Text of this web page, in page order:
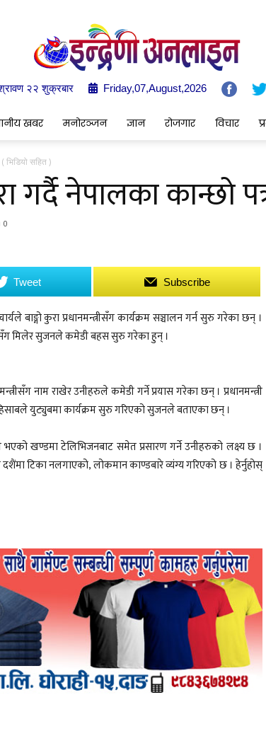
Indrenionline.com
२२ शुक्रबार Friday,07,August,2026
खबर मनोरञ्जन ज्ञान रोजगार विचार
भिडियो सहित )
गर्दै नेपालका कान्छो
0
Tweet Subscribe
बाङ्गो कुरा प्रधानमन्त्रीसँग कार्यक्रम सञ्चालन गर्न सुरु गरेका छन् ।
मिलेर सुजनले कमेडी बहस सुरु गरेका हुन् ।
नाम राखेर उनीहरुले कमेडी गर्ने प्रयास गरेका छन् । प्रधानमन्त्री
युट्युबमा कार्यक्रम सुरु गरिएको सुजनले बताएका छन् ।
खण्डमा टेलिभिजनबाट समेत प्रसारण गर्ने उनीहरुको लक्ष्य छ ।
टिका नलगाएको, लोकमान काण्डबारे व्यंग्य गरिएको छ । हेर्नुहोस्